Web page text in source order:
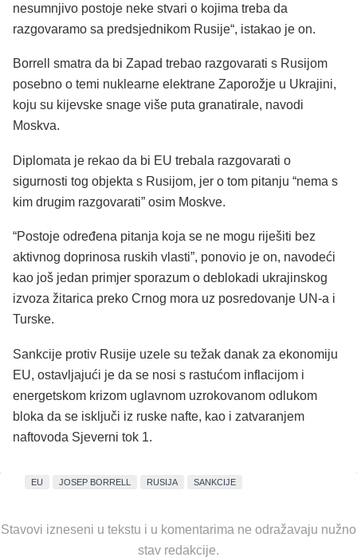
nesumnjivo postoje neke stvari o kojima treba da
razgovaramo sa predsjednikom Rusije“, istakao je on.
Borrell smatra da bi Zapad trebao razgovarati s Rusijom
posebno o temi nuklearne elektrane Zaporožje u Ukrajini,
koju su kijevske snage više puta granatirale, navodi
Moskva.
Diplomata je rekao da bi EU trebala razgovarati o
sigurnosti tog objekta s Rusijom, jer o tom pitanju “nema s
kim drugim razgovarati” osim Moskve.
“Postoje određena pitanja koja se ne mogu riješiti bez
aktivnog doprinosa ruskih vlasti”, ponovio je on, navodeći
kao još jedan primjer sporazum o deblokadi ukrajinskog
izvoza žitarica preko Crnog mora uz posredovanje UN-a i
Turske.
Sankcije protiv Rusije uzele su težak danak za ekonomiju
EU, ostavljajući je da se nosi s rastućom inflacijom i
energetskom krizom uglavnom uzrokovanom odlukom
bloka da se isključi iz ruske nafte, kao i zatvaranjem
naftovoda Sjeverni tok 1.
EU JOSEP BORRELL RUSIJA SANKCIJE
Stavovi izneseni u tekstu i u komentarima ne odražavaju nužno
stav redakcije.